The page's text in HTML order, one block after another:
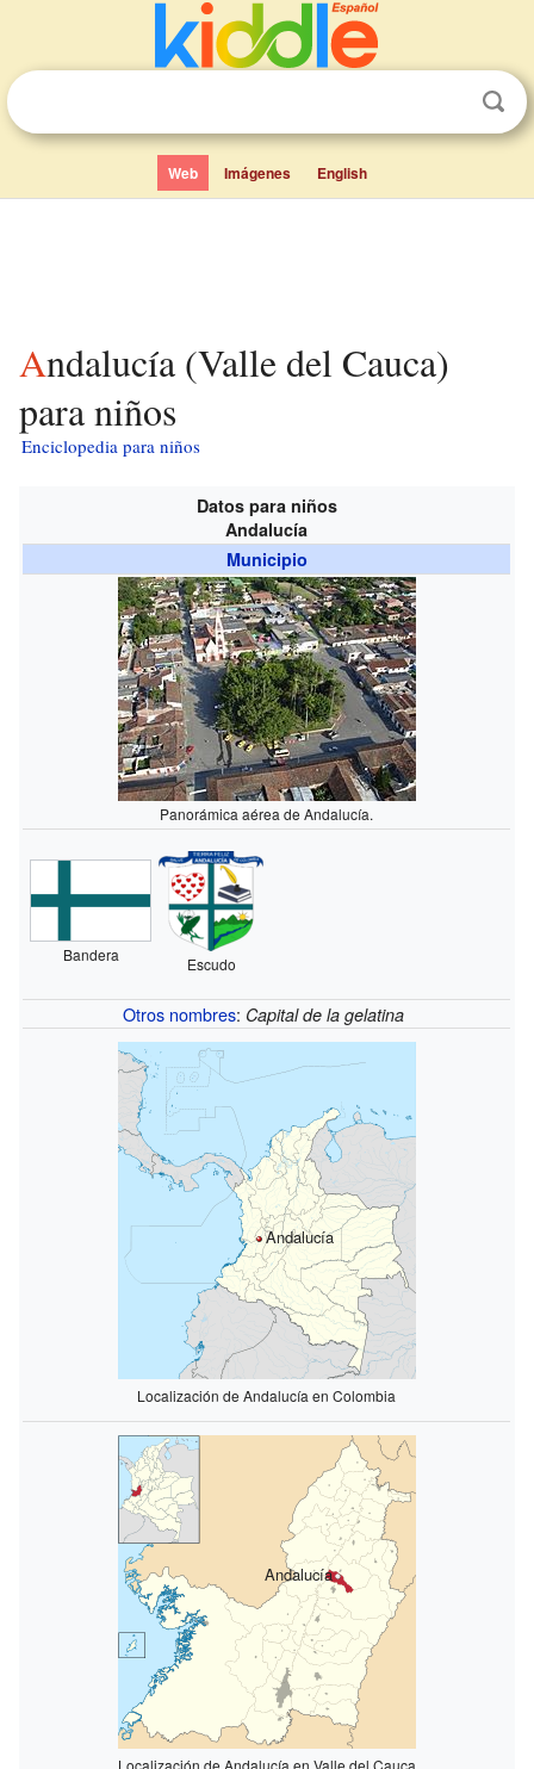
Web Imágenes English
Andalucía (Valle del Cauca)
para niños
Enciclopedia para niños
Datos para niños
Andalucía
Municipio
Panorámica aérea de Andalucía.
Bandera Escudo
Otros nombres: Capital de la gelatina
Andalucía
Localización de Andalucía en Colombia
Andalucía
Localización de Andalucía en Valle del Cauca